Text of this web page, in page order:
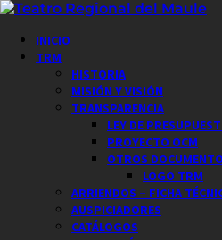
Saltar
contenido
Menú
principal
INICIO
TRM
HISTORIA
MISIÓN Y VISIÓN
TRANSPARENCIA
LEY DE
PROYECTO OCM
OTROS
LOGO TRM
ARRIENDOS – FICHA
AUSPICIADORES
CATÁLOGOS